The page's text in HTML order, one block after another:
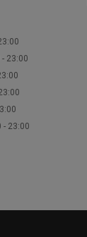
23:00
- 23:00